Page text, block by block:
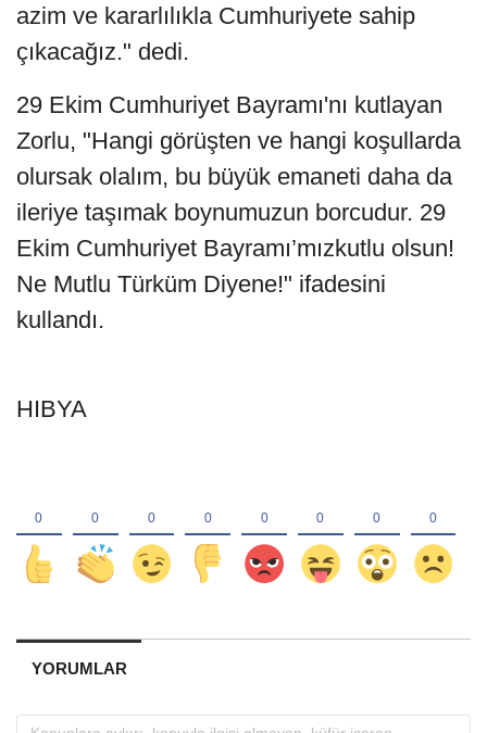
azim ve kararlılıkla Cumhuriyete sahip
çıkacağız." dedi.
29 Ekim Cumhuriyet Bayramı'nı kutlayan
Zorlu, "Hangi görüşten ve hangi koşullarda
olursak olalım, bu büyük emaneti daha da
ileriye taşımak boynumuzun borcudur. 29
Ekim Cumhuriyet Bayramı’mızkutlu olsun!
Ne Mutlu Türküm Diyene!" ifadesini
kullandı.
HIBYA
YORUMLAR